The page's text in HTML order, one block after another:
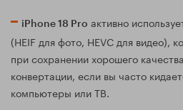
iPhone 18 Pro активно
(HEIF для фото, HEVC для видео),
при сохранении хорошего
конвертации, если вы часто
компьютеры или ТВ.